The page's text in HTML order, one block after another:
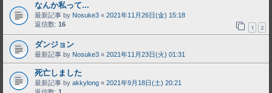
なんか私って...
最新記事 by Nosuke3 « 2021年11月26日(金) 15:18
返信数: 16 1 2
ダンジョン
最新記事 by Nosuke3 « 2021年11月23日(火) 01:31
死亡しました
最新記事 by akkylong « 2021年9月18日(土) 20:21